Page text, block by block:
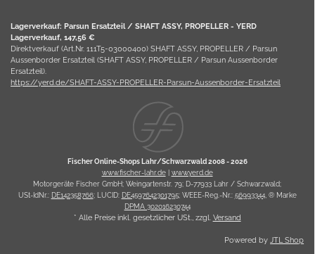
Lagerverkauf: Parsun Ersatzteil / SHAFT ASSY, PROPELLER - YERD
Lagerverkauf, 147,56 €
Direktverkauf (Art.Nr. 111T5-03000400) SHAFT ASSY, PROPELLER / Parsun
Aussenborder Ersatzteil (SHAFT ASSY, PROPELLER / Parsun Aussenborder
Ersatzteil).
https://yerd.de/SHAFT-ASSY-PROPELLER-Parsun-Aussenborder-Ersatzteil
Fischer Online-Shops Lahr/Schwarzwald 2008 -2026
www.fischer-lahr.de| www.yerd.de
Motorgeräte Fischer GmbH; Weingartenstr. 79; D-77933 Lahr / Schwarzwald;
USt-IdNr.: DE142358766; LUCID: DE4597642301795; WEEE-Reg.-Nr.: 56993344, ® Marke
DPMA 302016230744
* Alle Preise inkl. gesetzlicher USt., zzgl. Versand
Powered byJTL Shop